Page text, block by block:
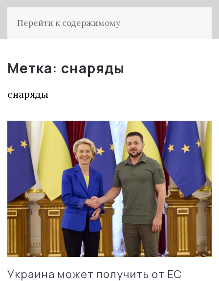
Перейти к содержимому
Метка: снаряды
снаряды
Украина может получить от ЕС